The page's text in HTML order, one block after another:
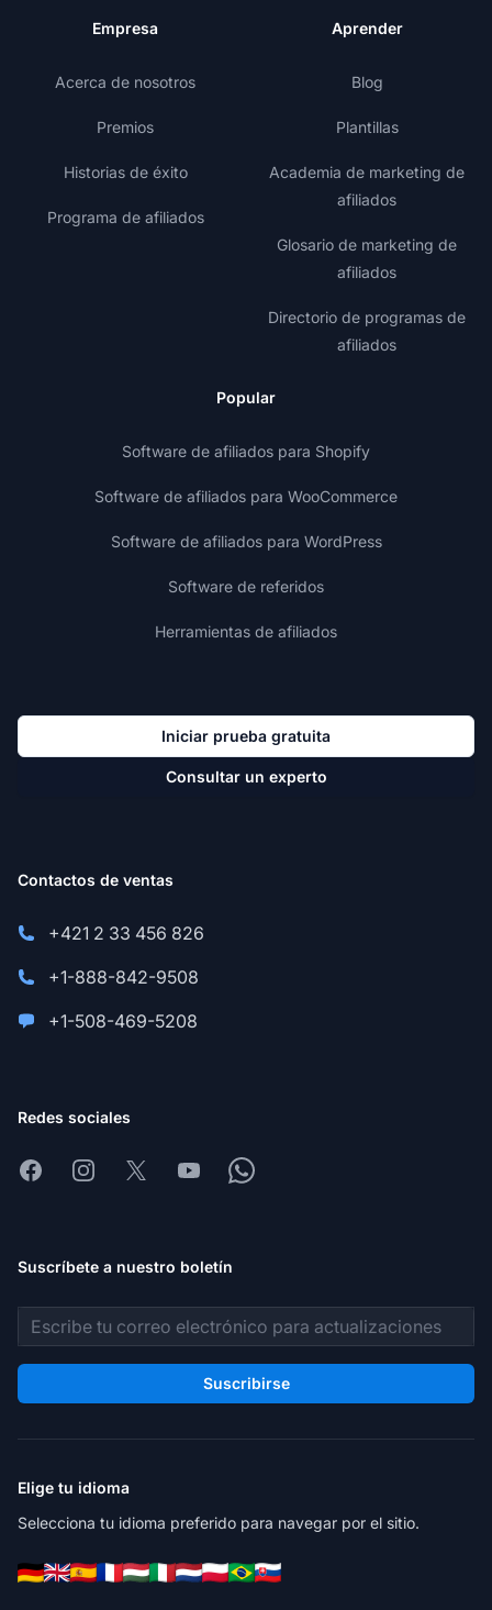
Empresa
Acerca de nosotros
Premios
Historias de éxito
Programa de afiliados
Aprender
Blog
Plantillas
Academia de marketing de
afiliados
Glosario de marketing de
afiliados
Directorio de programas de
afiliados
Popular
Software de afiliados para Shopify
Software de afiliados para WooCommerce
Software de afiliados para WordPress
Software de referidos
Herramientas de afiliados
Iniciar prueba gratuita
Consultar un experto
Contactos de ventas
+421 2 33 456 826
+1-888-842-9508
+1-508-469-5208
Redes sociales
FacebookInstagram
X YoutubeWhatsapp
Suscríbete a nuestro boletín
Dirección de correo electrónico
Suscribirse
Elige tu idioma
Selecciona tu idioma preferido para navegar por el sitio.